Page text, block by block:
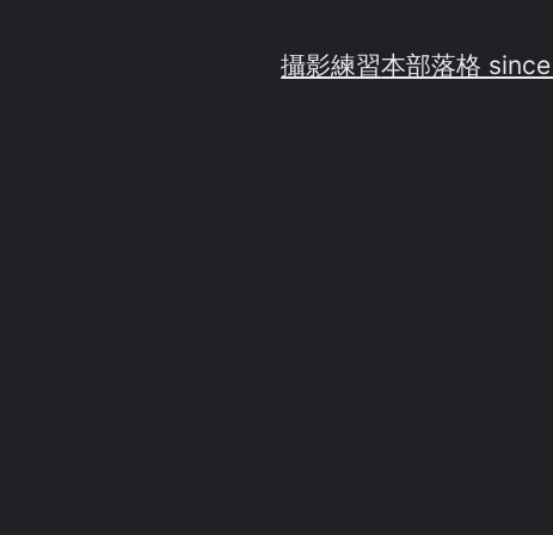
攝影練習本部落格